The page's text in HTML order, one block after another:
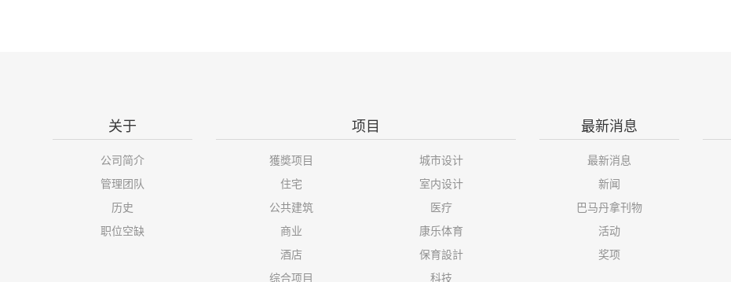
关于
公司简介
管理团队
历史
职位空缺
项目
獲奬项目
住宅
公共建筑
商业
酒店
综合项目
城市设计
室内设计
医疗
康乐体育
保育設計
科技
最新消息
最新消息
新闻
巴马丹拿刊物
活动
奖项